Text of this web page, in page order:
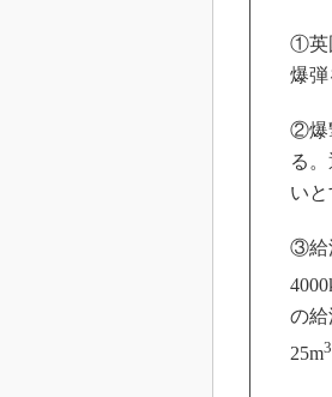
①英
爆弾
②爆
る
いと
③給
の給
25m3